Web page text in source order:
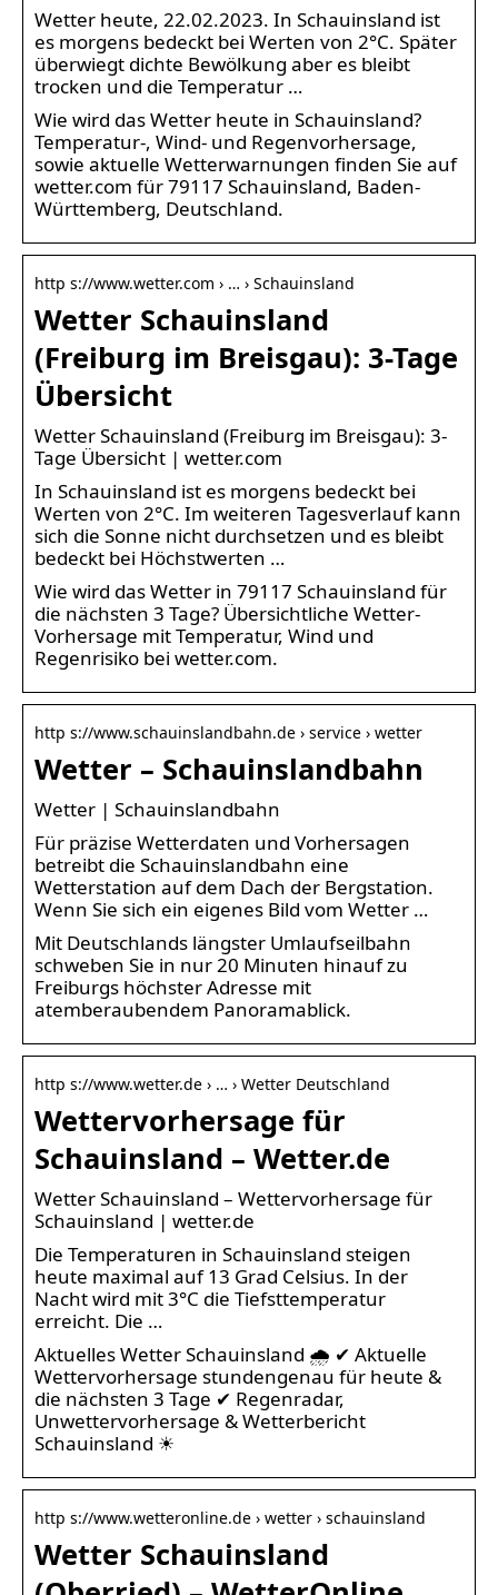
Wetter heute, 22.02.2023. In Schauinsland ist
es morgens bedeckt bei Werten von 2°C. Später
überwiegt dichte Bewölkung aber es bleibt
trocken und die Temperatur …
Wie wird das Wetter heute in Schauinsland?
Temperatur-, Wind- und Regenvorhersage,
sowie aktuelle Wetterwarnungen finden Sie auf
wetter.com für 79117 Schauinsland, Baden-
Württemberg, Deutschland.
http s://www.wetter.com › … › Schauinsland
Wetter Schauinsland
(Freiburg im Breisgau): 3-Tage
Übersicht
Wetter Schauinsland (Freiburg im Breisgau): 3-
Tage Übersicht | wetter.com
In Schauinsland ist es morgens bedeckt bei
Werten von 2°C. Im weiteren Tagesverlauf kann
sich die Sonne nicht durchsetzen und es bleibt
bedeckt bei Höchstwerten …
Wie wird das Wetter in 79117 Schauinsland für
die nächsten 3 Tage? Übersichtliche Wetter-
Vorhersage mit Temperatur, Wind und
Regenrisiko bei wetter.com.
http s://www.schauinslandbahn.de › service › wetter
Wetter – Schauinslandbahn
Wetter | Schauinslandbahn
Für präzise Wetterdaten und Vorhersagen
betreibt die Schauinslandbahn eine
Wetterstation auf dem Dach der Bergstation.
Wenn Sie sich ein eigenes Bild vom Wetter …
Mit Deutschlands längster Umlaufseilbahn
schweben Sie in nur 20 Minuten hinauf zu
Freiburgs höchster Adresse mit
atemberaubendem Panoramablick.
http s://www.wetter.de › … › Wetter Deutschland
Wettervorhersage für
Schauinsland – Wetter.de
Wetter Schauinsland – Wettervorhersage für
Schauinsland | wetter.de
Die Temperaturen in Schauinsland steigen
heute maximal auf 13 Grad Celsius. In der
Nacht wird mit 3°C die Tiefsttemperatur
erreicht. Die …
Aktuelles Wetter Schauinsland 🌧️ ✔ Aktuelle
Wettervorhersage stundengenau für heute &
die nächsten 3 Tage ✔ Regenradar,
Unwettervorhersage & Wetterbericht
Schauinsland ☀
http s://www.wetteronline.de › wetter › schauinsland
Wetter Schauinsland